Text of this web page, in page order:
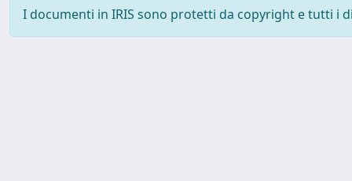
I documenti in IRIS sono protetti da copyright e tutti i